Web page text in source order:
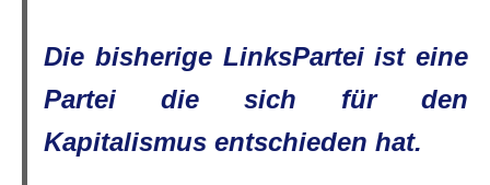
Die bisherige LinksPartei ist eine
Partei die sich für den
Kapitalismus entschieden hat.